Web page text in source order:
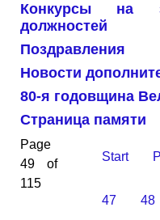
Конкурсы на
должностей
Поздравления
Новости
80-я годовщина
Страница памяти
Page
49 of
115
Start
47 48